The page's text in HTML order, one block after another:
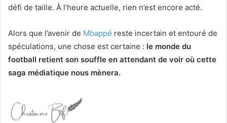
défi de taille. À l’heure actuelle, rien n’est encore acté.
Alors que l’avenir de Mbappé reste incertain et entouré de
spéculations, une chose est certaine : le monde du
football retient son souffle en attendant de voir où cette
saga médiatique nous mènera.